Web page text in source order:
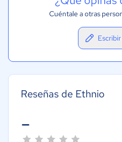
Cuéntale a otras
Reseñas de Ethnio
-